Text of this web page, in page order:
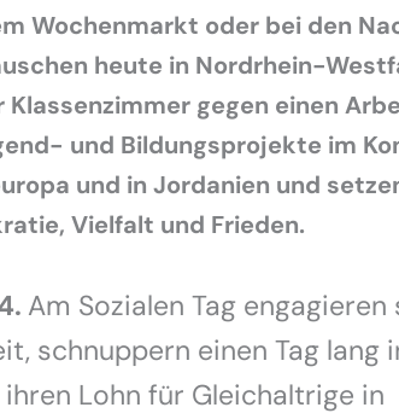
Wochenmarkt oder bei den
heute in Nordrhein-
gegen einen
und Bildungsprojekte im
und in Jordanien und
Vielfalt und Frieden.
Am Sozialen Tag engagieren
schnuppern einen Tag lang
Lohn für Gleichaltrige in